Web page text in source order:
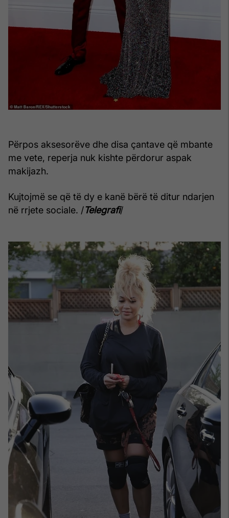
Përpos aksesorëve dhe disa çantave që mbante
me vete, reperja nuk kishte përdorur aspak
makijazh.
Kujtojmë se që të dy e kanë bërë të ditur ndarjen
në rrjete sociale. /Telegrafi/